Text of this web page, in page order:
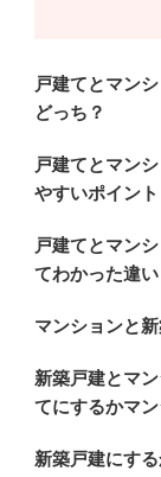
で
す
か
?
戸建てとマン
どっち？
戸建てとマン
やすいポイン
戸建てとマン
てわかった違い
マンションと
新築戸建とマ
てにするかマ
新築戸建にす